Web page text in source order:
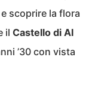
scoprire la flora
il Castello di Al
’30 con vista